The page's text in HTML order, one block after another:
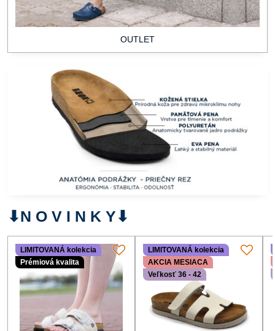
OUTLET
⬇︎N O V I N K Y⬇︎
LIMITOVANÁ kolekcia
Prémiová kvalita
LIMITOVANÁ kolekcia
AKCIA MESIACA
Veľkosť 36 - 42